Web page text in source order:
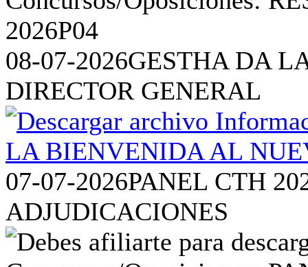
08-07-2026GESTHA DA
DIRECTOR GENERAL
07-07-2026PANEL CTH
ADJUDICACIONES